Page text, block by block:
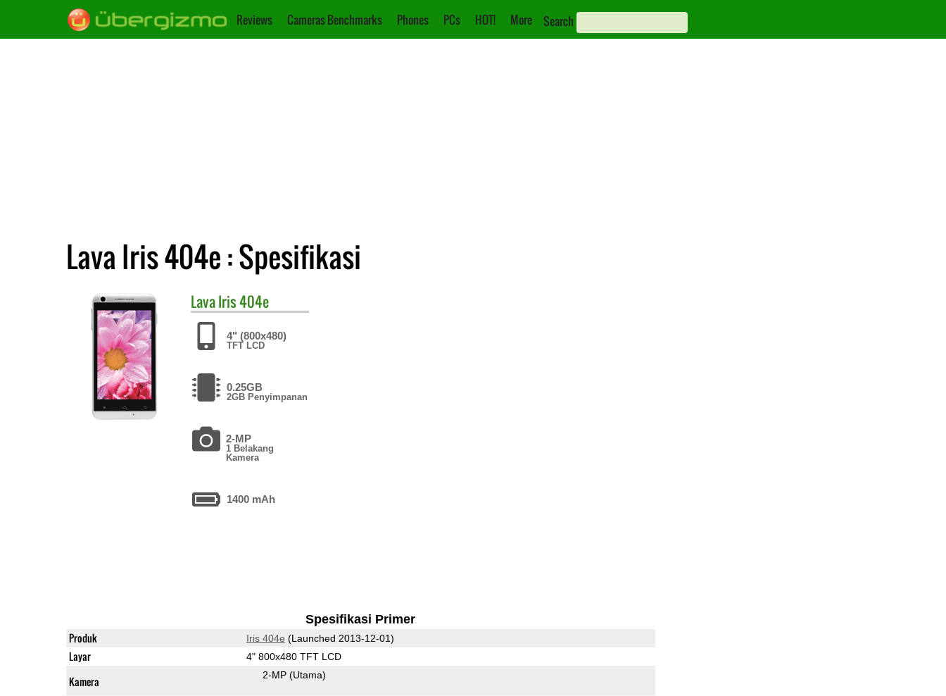
Reviews Cameras Benchmarks Phones PCs HOT! More Search
Lava Iris 404e : Spesifikasi
LavaIris 404e
4" (800x480)
TFT LCD
0.25GB
2GB Penyimpanan
2-MP
1 Belakang
Kamera
1400 mAh
Spesifikasi Primer
Produk Iris 404e (Launched 2013-12-01)
Layar 4" 800x480 TFT LCD
Kamera 2-MP (Utama)